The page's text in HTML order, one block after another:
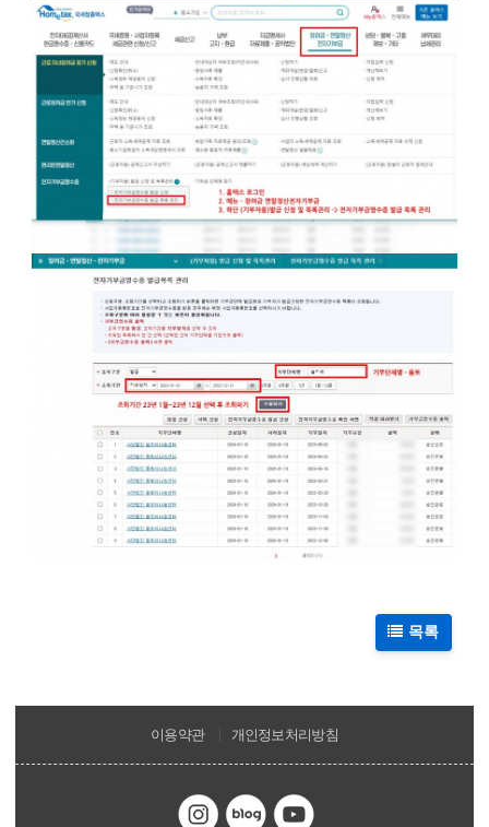
목록
이용약관 개인정보처리방침